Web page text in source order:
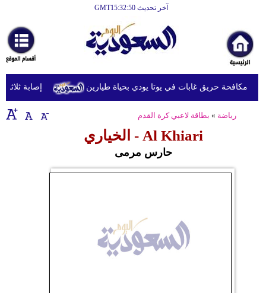
آخر تحديث GMT15:32:50
أخبارعاجلة
رياضة
ثقافة
إقتصاد
إصابة ثلاثة مكافحة حريق غابات في يوتا يودي بحياة طيارين
رياضة » بطاقة لاعبي كرة القدم
Al Khiari - الخياري
حارس مرمى